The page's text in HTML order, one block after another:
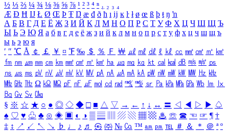
½ ⅓ ⅔ ¼ ¾ ⅛ ⅜ ⅝ ⅞ ¹ ² ³ ⁴ ⁿ ₁ ₂ ₃ ₄
Æ Ð Ħ Ĳ Ł Ø Œ Þ Ŧ Ŋ æ đ ð ħ ı ĳ ĸ ŀ ł ø œ ß þ ŧ ŋ ŉ
А Б В Г Д Е Ё Ж З И Й К Л М Н О П Р С Т У Ф Х Ц Ч Ш Щ Ъ
Ы Ь Э Ю Я а б в г д е ё ж з и й к л м н о п р с т у ф х ц ч ш щ ъ
ы ь э ю я
′ ″ ℃ Å ￠ ￡ ￥ ¤ ℉ ‰ ＄ ％ Ｆ ￦ ㎕ ㎖ ㎗ ℓ ㎘ ㏄ ㎣ ㎤ ㎥ ㎦
㎙ ㎚ ㎛ ㎜ ㎝ ㎞ ㎟ ㎠ ㎡ ㎢ ㏊ ㎍ ㎎ ㎏ ㏏ ㎈ ㎉ ㏈ ㎧ ㎨ ㎰
㎱ ㎲ ㎳ ㎴ ㎵ ㎶ ㎷ ㎸ ㎹ ㎀ ㎁ ㎂ ㎃ ㎄ ㎺ ㎻ ㎽ ㎾ ㎿ ㎐ ㎑
㎒ ㎓ ㎔ Ω ㏀ ㏁ ㎊ ㎋ ㎌ ㏖ ㏅ ㎭ ㎮ ㎯ ㏛ ㎩ ㎪ ㎫ ㎬ ㏝ ㏐
㏓
㏃ ㏉ ㏜ ㏆
§ ※ ☆ ★ ○ ● ◎ ◇ ◆ □ ■ △ ▽ → ← ↑ ↓ ↔ 〓 ◁ ◀ ▷ ▶ ♤
♠ ♡ ♥ ♧ ♣ ⊙ ◈ ▣ ◐ ◑ ▒ ▤ ▨ ▧ ▦ ▩ ♨ ☏ ☎ ☜ ☞ ¶ †
‡ ↕ ↗ ↙ ↖ ↘ ♭ ♩ ♪ ♬ ㉿ ㈜ № ㏇ ™ ㏂ ㏘ ℡ ＃ ＆ ＊ ＠ ª º